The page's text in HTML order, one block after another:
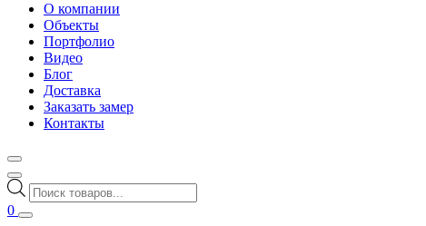
О компании
Объекты
Портфолио
Видео
Блог
Доставка
Заказать замер
Контакты
Поиск
товаров
0